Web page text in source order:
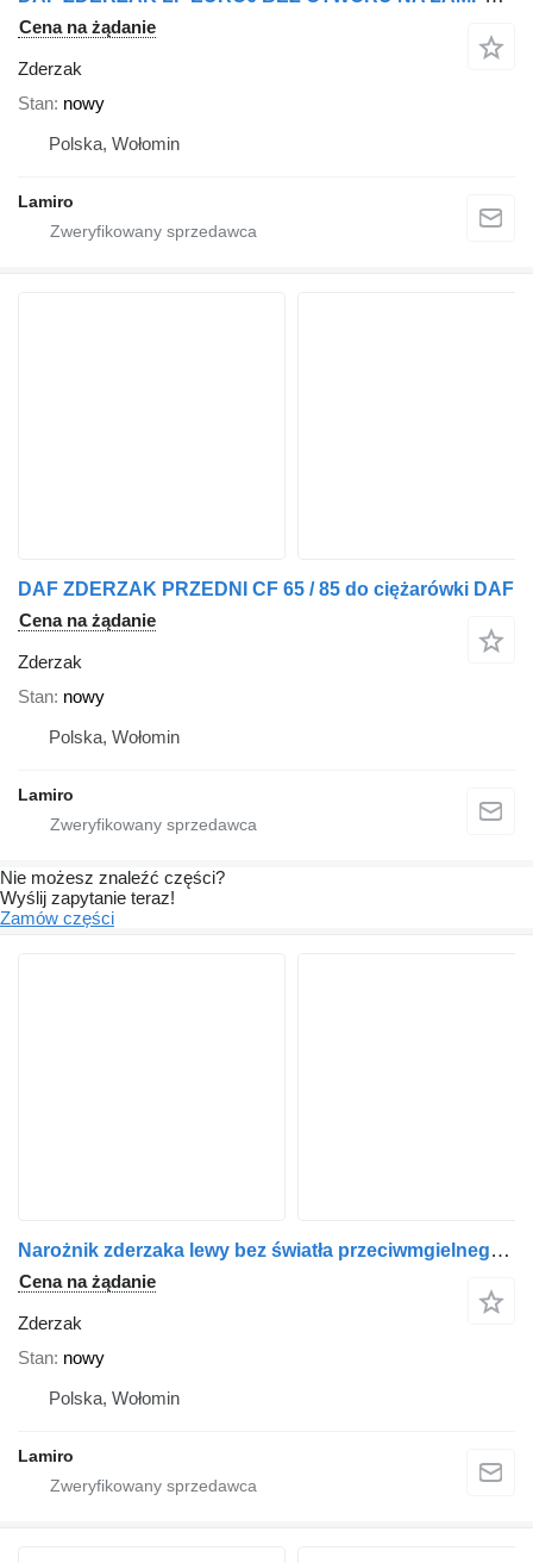
Cena na żądanie
Zderzak
Stan nowy
Polska, Wołomin
Lamiro
DAF ZDERZAK PRZEDNI CF 65 / 85 do ciężarówki DAF
Cena na żądanie
Zderzak
Stan nowy
Polska, Wołomin
Lamiro
Nie możesz znaleźć części?
Wyślij zapytanie teraz!
Zamów części
Narożnik zderzaka lewy bez światła przeciwmgielnego do ciężarówki Volvo FL (2006-)
Cena na żądanie
Zderzak
Stan nowy
Polska, Wołomin
Lamiro